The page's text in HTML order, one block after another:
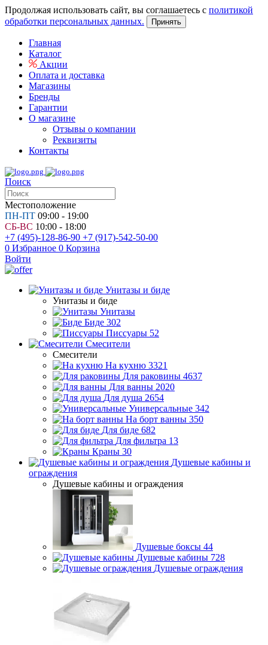
Продолжая использовать сайт, вы соглашаетесь с политикой
обработки персональных данных.
Принять
Главная
Каталог
Акции
Оплата и доставка
Магазины
Бренды
Гарантии
О магазине
Отзывы о компании
Реквизиты
Контакты
Поиск
Местоположение
ПН-ПТ 09:00 - 19:00
СБ-ВС 10:00 - 18:00
+7 (495)-128-86-90 +7 (917)-542-50-00
0 Избранное 0 Корзина
Войти
Унитазы и биде
Унитазы и биде
Унитазы
Биде 302
Писсуары 52
Смесители
Смесители
На кухню 3321
Для раковины 4637
Для ванны 2020
Для душа 2654
Универсальные 342
На борт ванны 350
Для биде 682
Для фильтра 13
Краны 30
Душевые кабины и
ограждения
Душевые кабины и ограждения
Душевые боксы 44
Душевые кабины 728
Душевые ограждения